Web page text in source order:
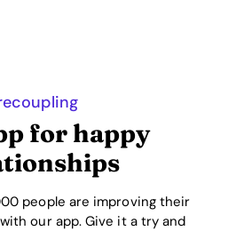
for happy
people are improving their
our app. Give it a try and